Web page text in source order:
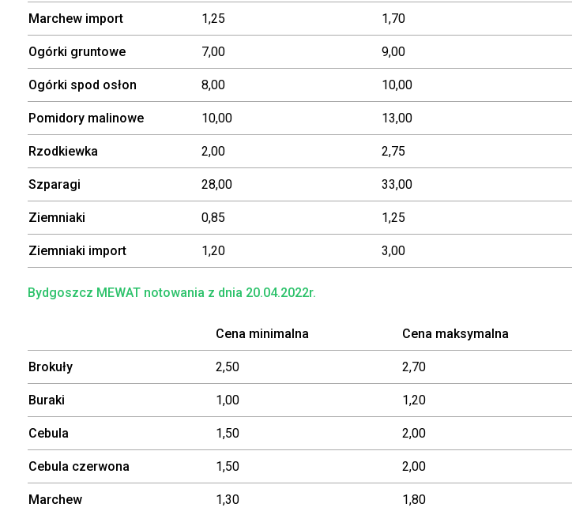
Marchew import 1,25 1,70
Ogórki gruntowe 7,00 9,00
Ogórki spod osłon 8,00 10,00
Pomidory malinowe 10,00 13,00
Rzodkiewka 2,00 2,75
Szparagi 28,00 33,00
Ziemniaki 0,85 1,25
Ziemniaki import 1,20 3,00
Bydgoszcz MEWAT notowania z dnia 20.04.2022r.
Cena minimalna Cena maksymalna
Brokuły 2,50 2,70
Buraki 1,00 1,20
Cebula 1,50 2,00
Cebula czerwona 1,50 2,00
Marchew 1,30 1,80